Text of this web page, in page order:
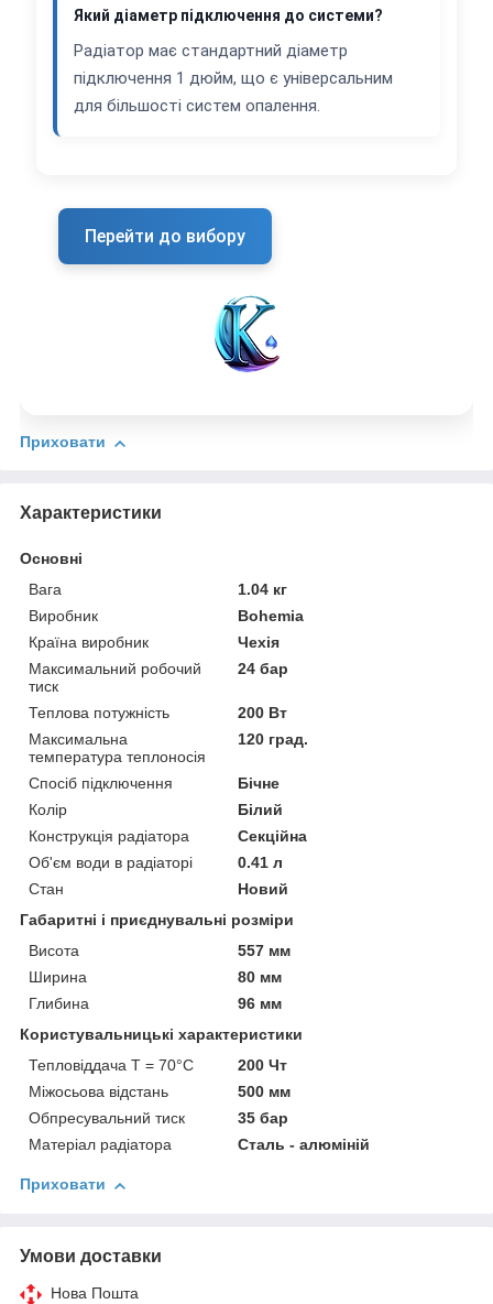
Який діаметр підключення до системи?
Радіатор має стандартний діаметр
підключення 1 дюйм, що є універсальним
для більшості систем опалення.
Перейти до вибору
Приховати
Характеристики
Основні
Вага
1.04 кг
Виробник
Bohemia
Країна виробник
Чехія
Максимальний робочий
тиск
24 бар
Теплова потужність
200 Вт
Максимальна
температура теплоносія
120 град.
Спосіб підключення
Бічне
Колір
Білий
Конструкція радіатора
Секційна
Об'єм води в радіаторі
0.41 л
Стан
Новий
Габаритні і приєднувальні розміри
Висота
557 мм
Ширина
80 мм
Глибина
96 мм
Користувальницькі характеристики
Тепловіддача T = 70°C
200 Чт
Міжосьова відстань
500 мм
Обпресувальний тиск
35 бар
Матеріал радіатора
Сталь - алюміній
Приховати
Умови доставки
Нова Пошта